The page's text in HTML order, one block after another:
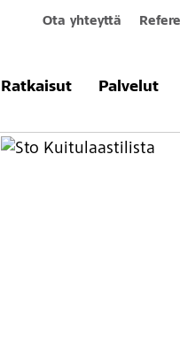
Ota yhteyttä
Ratkaisut Palvelut
Tuotteet & järjestelmät Sto